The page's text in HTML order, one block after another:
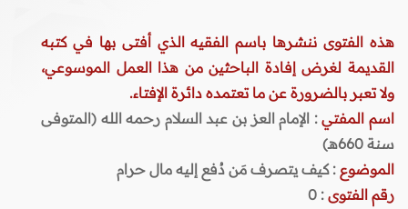
هذه الفتوى ننشرها باسم الفقيه الذي أفتى بها في كتبه
القديمة لغرض إفادة الباحثين من هذا العمل الموسوعي،
ولا تعبر بالضرورة عن ما تعتمده دائرة الإفتاء.
اسم المفتي: الإمام العز بن عبد السلام رحمه الله (المتوفى
سنة 660هـ)
الموضوع : كيف يتصرف مَن دُفع إليه مال حرام
رقم الفتوى :
0